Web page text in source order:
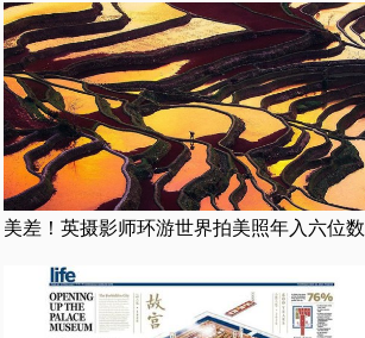
美差！英摄影师环游世界拍美照年入六位数